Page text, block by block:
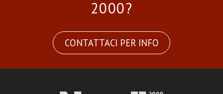
2000?
CONTATTACI PER INFO